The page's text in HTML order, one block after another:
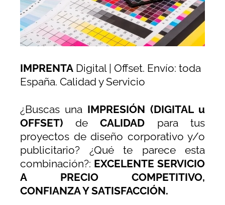
IMPRENTA Digital | Offset. Envío: toda
España. Calidad y Servicio
¿Buscas una IMPRESIÓN (DIGITAL u
OFFSET) de CALIDAD para tus
proyectos de diseño corporativo y/o
publicitario? ¿Qué te parece esta
combinación?: EXCELENTE SERVICIO
A PRECIO COMPETITIVO,
CONFIANZA Y SATISFACCIÓN.